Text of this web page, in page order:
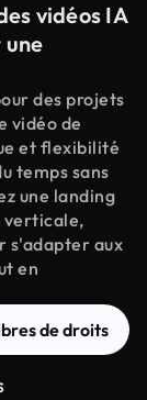
vidéos IA
des projets
vidéo de
et flexibilité
temps sans
une landing
verticale,
s'adapter aux
en
de droits